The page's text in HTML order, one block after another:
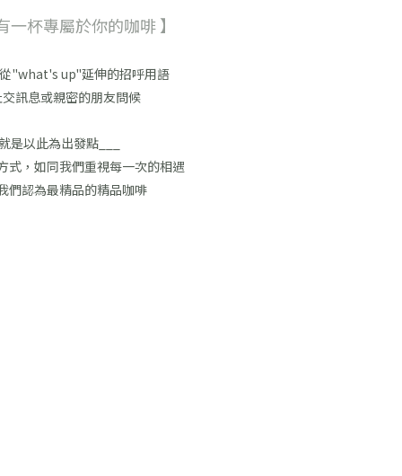
一杯專屬於你的咖啡 】
"what's up"延伸的招呼用語
訊息或親密的朋友問候
是以此為出發點___
式，如同我們重視每一次的相遇
們認為最精品的精品咖啡